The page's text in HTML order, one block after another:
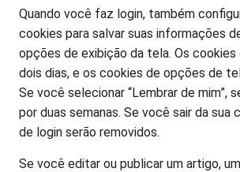
Quando você faz login, também
cookies para salvar suas informações
opções de exibição da tela. Os cookies
dois dias, e os cookies de opções de
Se você selecionar “Lembrar de mim”,
por duas semanas. Se você sair da sua
de login serão removidos.
Se você editar ou publicar um artigo,